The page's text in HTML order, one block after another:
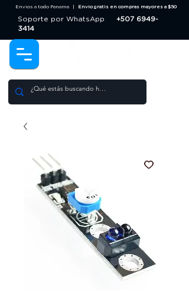
Envios a todo Panama | Envio gratis en compras mayores a $50
Soporte por WhatsApp
+507 6949-
3414